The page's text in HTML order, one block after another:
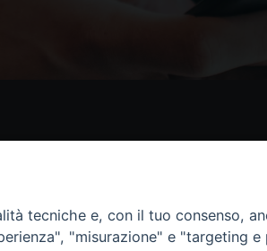
Andrea D'Isernia, 2
Isernia
tecniche e, con il tuo consenso,
"misurazione" e "targeting